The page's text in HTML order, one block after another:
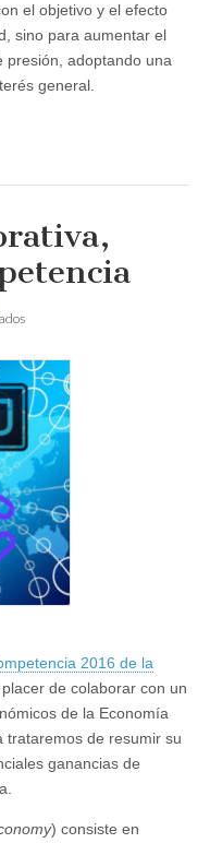
el objetivo y el efecto
sino para aumentar el
presión, adoptando una
general.
en
eficiencia
y
competencia
2016 de la
de colaborar con un
de la Economía
trataremos de resumir su
ganancias de
) consiste en